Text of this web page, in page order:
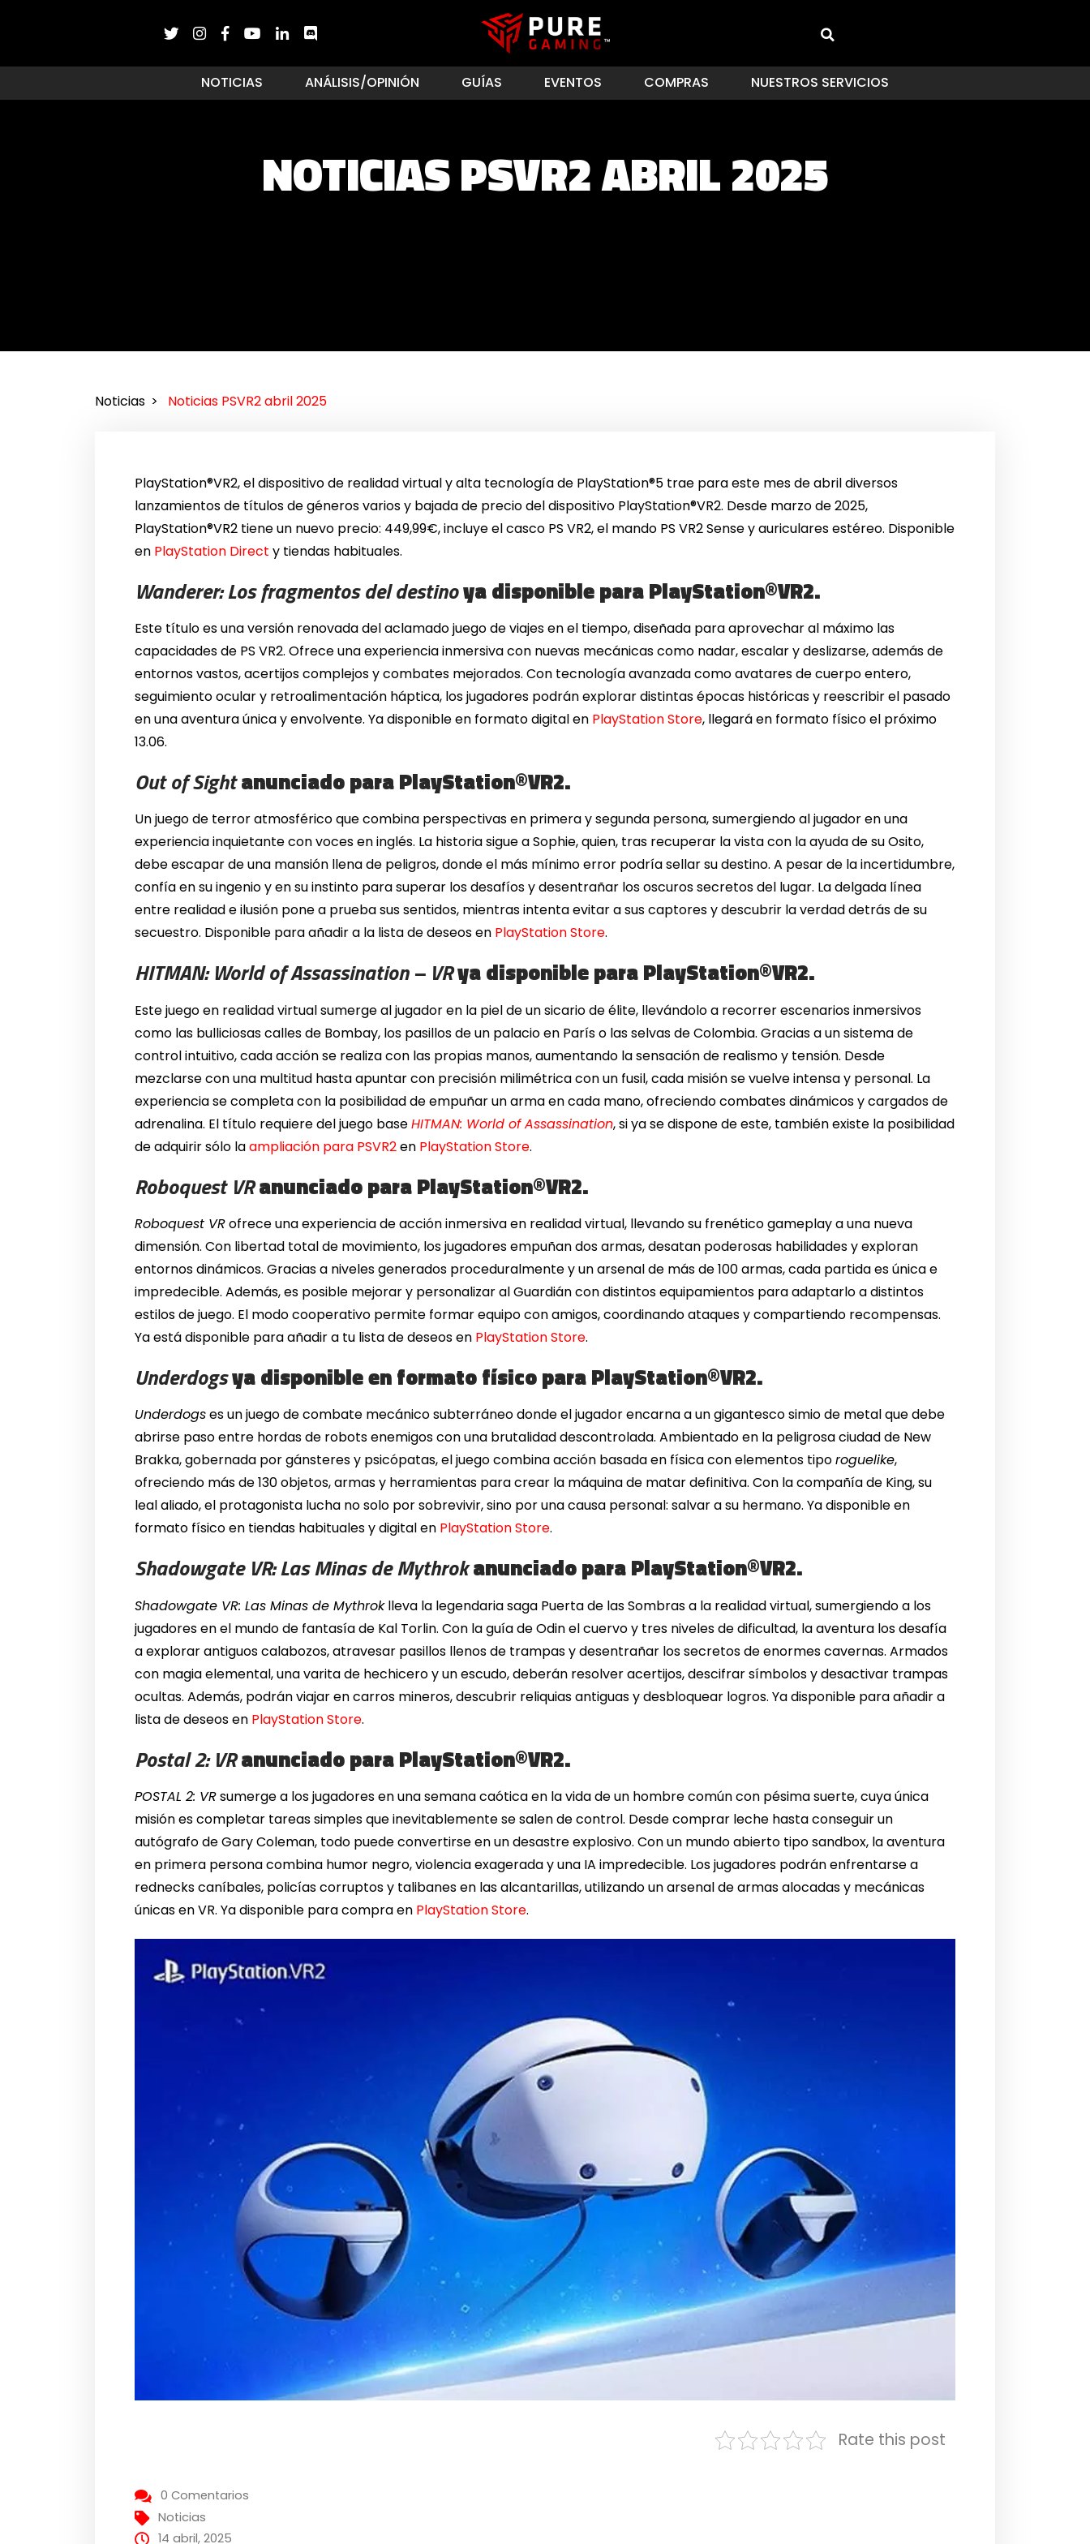
NOTICIAS ANÁLISIS/OPINIÓN GUÍAS EVENTOS COMPRAS NUESTROS SERVICIOS
NOTICIAS PSVR2 ABRIL 2025
Noticias Noticias PSVR2 abril 2025
PlayStation®VR2, el dispositivo de realidad virtual y alta tecnología de PlayStation®5 trae para este mes de abril diversos
lanzamientos de títulos de géneros varios y bajada de precio del dispositivo PlayStation®VR2. Desde marzo de 2025,
PlayStation®VR2 tiene un nuevo precio: 449,99€, incluye el casco PS VR2, el mando PS VR2 Sense y auriculares estéreo. Disponible
en PlayStation Direct y tiendas habituales.
Wanderer: Los fragmentos del destinoya disponible para PlayStation®VR2.
Este título es una versión renovada del aclamado juego de viajes en el tiempo, diseñada para aprovechar al máximo las
capacidades de PS VR2. Ofrece una experiencia inmersiva con nuevas mecánicas como nadar, escalar y deslizarse, además de
entornos vastos, acertijos complejos y combates mejorados. Con tecnología avanzada como avatares de cuerpo entero,
seguimiento ocular y retroalimentación háptica, los jugadores podrán explorar distintas épocas históricas y reescribir el pasado
en una aventura única y envolvente. Ya disponible en formato digital en PlayStation Store, llegará en formato físico el próximo
13.06.
Out of Sightanunciado para PlayStation®VR2.
Un juego de terror atmosférico que combina perspectivas en primera y segunda persona, sumergiendo al jugador en una
experiencia inquietante con voces en inglés. La historia sigue a Sophie, quien, tras recuperar la vista con la ayuda de su Osito,
debe escapar de una mansión llena de peligros, donde el más mínimo error podría sellar su destino. A pesar de la incertidumbre,
confía en su ingenio y en su instinto para superar los desafíos y desentrañar los oscuros secretos del lugar. La delgada línea
entre realidad e ilusión pone a prueba sus sentidos, mientras intenta evitar a sus captores y descubrir la verdad detrás de su
secuestro. Disponible para añadir a la lista de deseos en PlayStation Store.
HITMAN: World of Assassination – VRya disponible para PlayStation®VR2.
Este juego en realidad virtual sumerge al jugador en la piel de un sicario de élite, llevándolo a recorrer escenarios inmersivos
como las bulliciosas calles de Bombay, los pasillos de un palacio en París o las selvas de Colombia. Gracias a un sistema de
control intuitivo, cada acción se realiza con las propias manos, aumentando la sensación de realismo y tensión. Desde
mezclarse con una multitud hasta apuntar con precisión milimétrica con un fusil, cada misión se vuelve intensa y personal. La
experiencia se completa con la posibilidad de empuñar un arma en cada mano, ofreciendo combates dinámicos y cargados de
adrenalina. El título requiere del juego baseHITMAN: World of Assassination, si ya se dispone de este, también existe la posibilidad
de adquirir sólo laampliación para PSVR2en PlayStation Store.
Roboquest VRanunciado para PlayStation®VR2.
Roboquest VRofrece una experiencia de acción inmersiva en realidad virtual, llevando su frenético gameplay a una nueva
dimensión. Con libertad total de movimiento, los jugadores empuñan dos armas, desatan poderosas habilidades y exploran
entornos dinámicos. Gracias a niveles generados proceduralmente y un arsenal de más de 100 armas, cada partida es única e
impredecible. Además, es posible mejorar y personalizar al Guardián con distintos equipamientos para adaptarlo a distintos
estilos de juego. El modo cooperativo permite formar equipo con amigos, coordinando ataques y compartiendo recompensas.
Ya está disponible para añadir a tu lista de deseos en PlayStation Store.
Underdogsya disponible en formato físico para PlayStation®VR2.
Underdogses un juego de combate mecánico subterráneo donde el jugador encarna a un gigantesco simio de metal que debe
abrirse paso entre hordas de robots enemigos con una brutalidad descontrolada. Ambientado en la peligrosa ciudad de New
Brakka, gobernada por gánsteres y psicópatas, el juego combina acción basada en física con elementos tiporoguelike,
ofreciendo más de 130 objetos, armas y herramientas para crear la máquina de matar definitiva. Con la compañía de King, su
leal aliado, el protagonista lucha no solo por sobrevivir, sino por una causa personal: salvar a su hermano. Ya disponible en
formato físico en tiendas habituales y digital en PlayStation Store.
Shadowgate VR: Las Minas de Mythrokanunciado para PlayStation®VR2.
Shadowgate VR: Las Minas de Mythroklleva la legendaria saga Puerta de las Sombras a la realidad virtual, sumergiendo a los
jugadores en el mundo de fantasía de Kal Torlin. Con la guía de Odin el cuervo y tres niveles de dificultad, la aventura los desafía
a explorar antiguos calabozos, atravesar pasillos llenos de trampas y desentrañar los secretos de enormes cavernas. Armados
con magia elemental, una varita de hechicero y un escudo, deberán resolver acertijos, descifrar símbolos y desactivar trampas
ocultas. Además, podrán viajar en carros mineros, descubrir reliquias antiguas y desbloquear logros. Ya disponible para añadir a
lista de deseos en PlayStation Store.
Postal 2: VRanunciado para PlayStation®VR2.
POSTAL 2: VRsumerge a los jugadores en una semana caótica en la vida de un hombre común con pésima suerte, cuya única
misión es completar tareas simples que inevitablemente se salen de control. Desde comprar leche hasta conseguir un
autógrafo de Gary Coleman, todo puede convertirse en un desastre explosivo. Con un mundo abierto tipo sandbox, la aventura
en primera persona combina humor negro, violencia exagerada y una IA impredecible. Los jugadores podrán enfrentarse a
rednecks caníbales, policías corruptos y talibanes en las alcantarillas, utilizando un arsenal de armas alocadas y mecánicas
únicas en VR. Ya disponible para compra en PlayStation Store.
Rate this post
0 Comentarios
Noticias
14 abril, 2025